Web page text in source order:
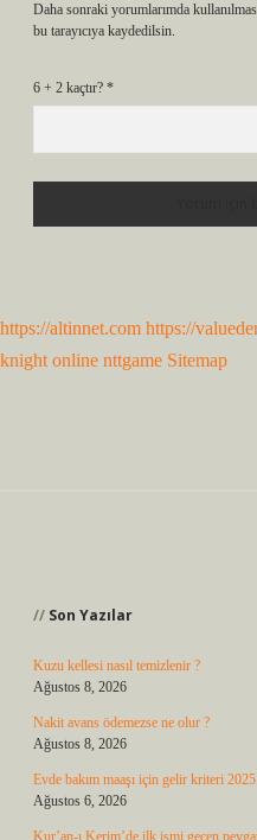
Daha sonraki yorumlarımda
bu tarayıcıya kaydedilsin.
6 + 2 kaçtır? *
https://altinnet.com https://
knight online nttgame Sitemap
Son Yazılar
Kuzu kellesi nasıl temizlenir ?
Ağustos 8, 2026
Nakit avans ödemezse ne olur ?
Ağustos 8, 2026
Evde bakım maaşı için gelir kriteri
Ağustos 6, 2026
Kur’an-ı Kerim’de ilk ismi geçen